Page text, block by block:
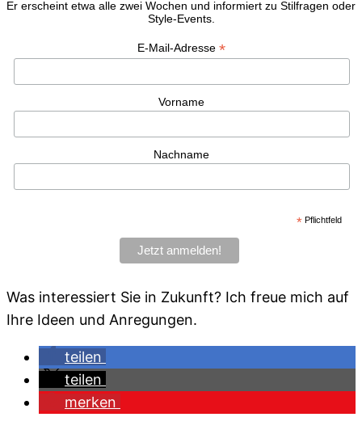
Er erscheint etwa alle zwei Wochen und informiert zu Stilfragen oder
Style-Events.
E-Mail-Adresse *
Vorname
Nachname
*Pflichtfeld
Was interessiert Sie in Zukunft? Ich freue mich auf
Ihre Ideen und Anregungen.
teilen
teilen
merken